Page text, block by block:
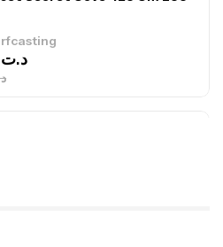
Sunset Massive Attack
30kg